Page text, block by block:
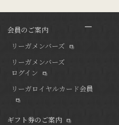
会員のご案内
リーガメンバーズ
リーガメンバーズ
ログイン
リーガロイヤルカード会員
ギフト券のご案内